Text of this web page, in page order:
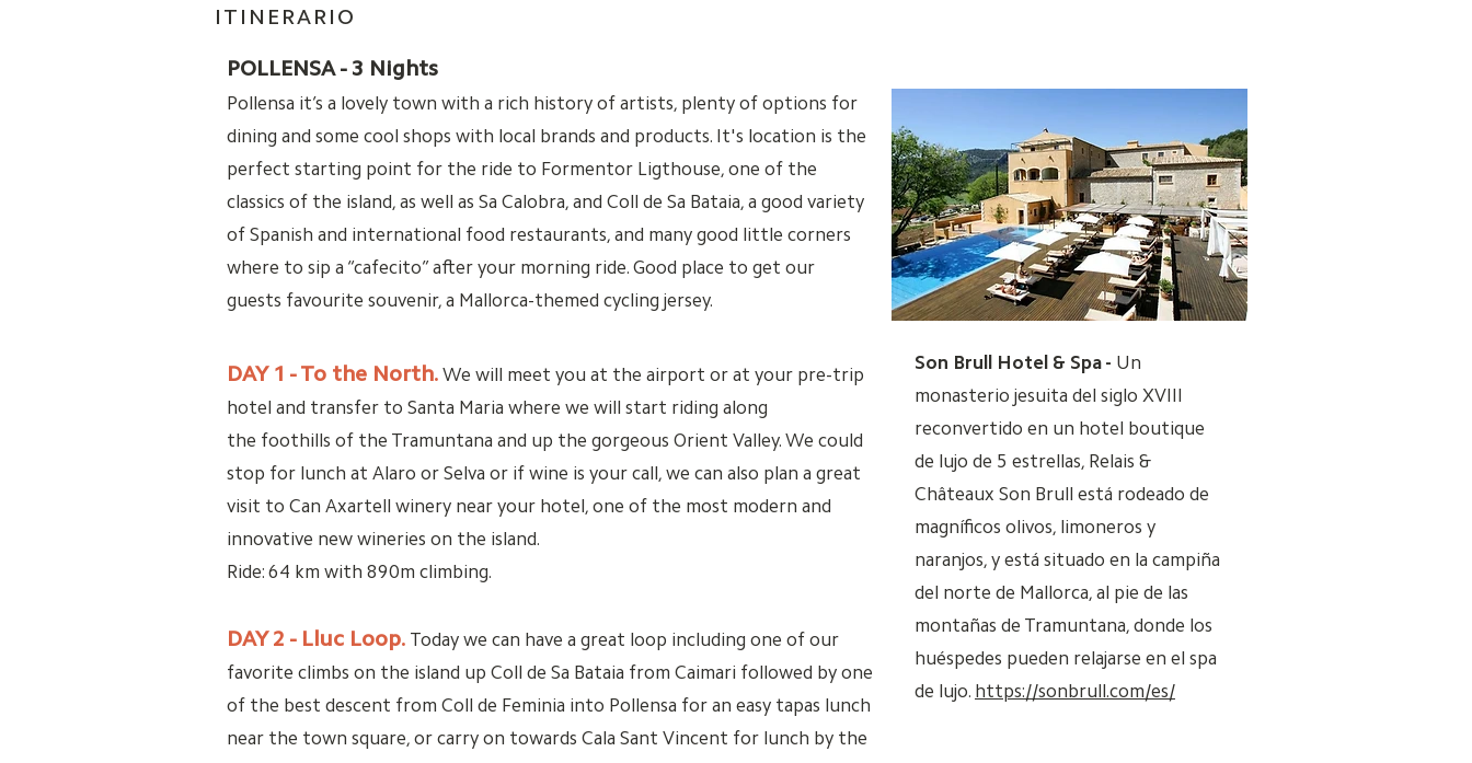
ITINERARIO
POLLENSA - 3 Nights
Pollensa it’s a lovely town with a rich history of artists, plenty of options for
dining and some cool shops with local brands and products. It's location is the
perfect starting point for the ride to Formentor Ligthouse, one of the
classics of the island, as well as Sa Calobra, and Coll de Sa Bataia, a good variety
of Spanish and international food restaurants, and many good little corners
where to sip a “cafecito” after your morning ride. Good place to get our
guests favourite souvenir, a Mallorca-themed cycling jersey.
DAY 1 - To the North. We will meet you at the airport or at your pre-trip
hotel and transfer to Santa Maria where we will start riding along
the foothills of the Tramuntana and up the gorgeous Orient Valley. We could
stop for lunch at Alaro or Selva or if wine is your call, we can also plan a great
visit to Can Axartell winery near your hotel, one of the most modern and
innovative new wineries on the island.
Ride: 64 km with 890m climbing.
DAY 2 - Lluc Loop. Today we can have a great loop including one of our
favorite climbs on the island up Coll de Sa Bataia from Caimari followed by one
of the best descent from Coll de Feminia into Pollensa for an easy tapas lunch
near the town square, or carry on towards Cala Sant Vincent for lunch by the
Son Brull Hotel & Spa - Un
monasterio jesuita del siglo XVIII
reconvertido en un hotel boutique
de lujo de 5 estrellas, Relais &
Châteaux Son Brull está rodeado de
magníficos olivos, limoneros y
naranjos, y está situado en la campiña
del norte de Mallorca, al pie de las
montañas de Tramuntana, donde los
huéspedes pueden relajarse en el spa
de lujo. https://sonbrull.com/es/